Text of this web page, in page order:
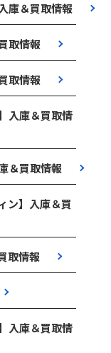
庫＆買取情報
取情報
取情報
入庫＆買取情
＆買取情報
ン】入庫＆買
取情報
入庫＆買取情